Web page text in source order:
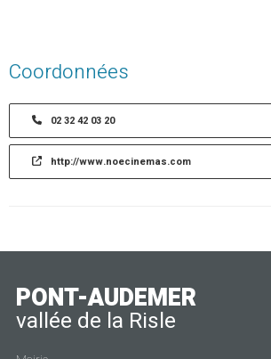
Coordonnées
02 32 42 03 20
http://www.noecinemas.com
PONT-AUDEMER
vallée de la Risle